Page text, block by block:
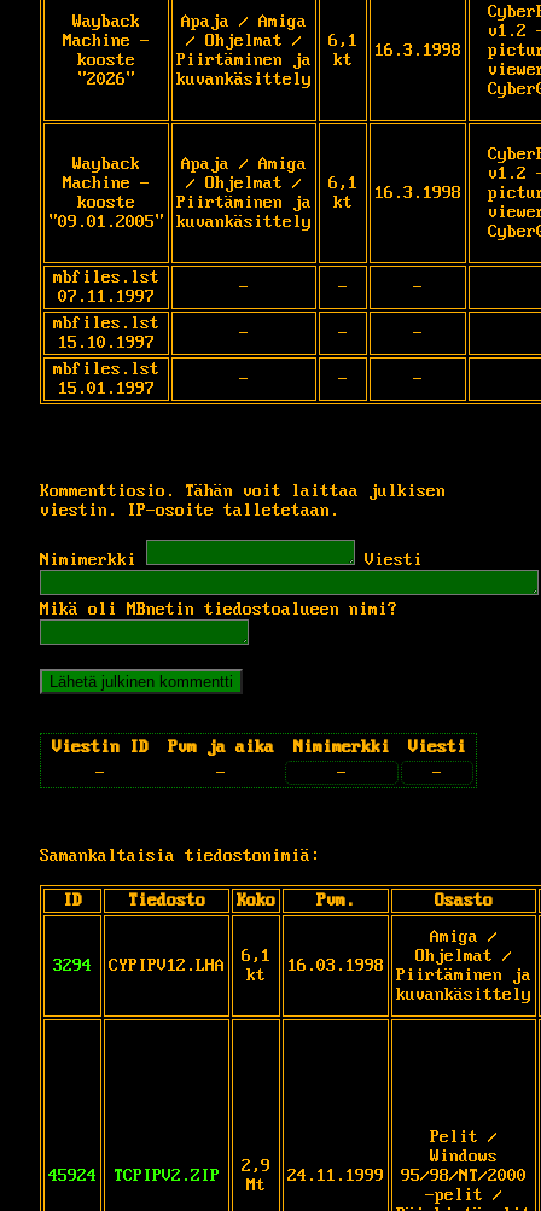
Wayback
Machine -
kooste
"2026"
Apaja / Amiga
/ Ohjelmat /
Piirtäminen ja
kuvankäsittely
6,1
kt
16.3.1998
v1.2
Wayback
Machine -
kooste
"09.01.2005"
Apaja / Amiga
/ Ohjelmat /
Piirtäminen ja
kuvankäsittely
6,1
kt
16.3.1998
v1.2
mbfiles.lst
07.11.1997
- -
-
mbfiles.lst
15.10.1997
- -
-
mbfiles.lst
15.01.1997
- - -
Kommenttiosio. Tähän voit laittaa julkisen
viestin. IP-osoite talletetaan.
Nimimerkki Viesti
Mikä oli MBnetin tiedostoalueen nimi?
Viestin ID Pvm ja aika Nimimerkki
Viesti
-
- - -
Samankaltaisia tiedostonimiä:
ID Tiedosto Koko Pvm. Osasto
3294 CYPIPV12.LHA
6,1
kt
16.03.1998
Amiga /
Ohjelmat /
Piirtäminen ja
kuvankäsittely
45924 TCPIPV2.ZIP
2,9
Mt
24.11.1999
Pelit /
Windows
95/98/NT/2000
-pelit /